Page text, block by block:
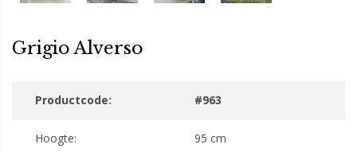
Grigio Alverso
Productcode: #963
Hoogte: 95 cm